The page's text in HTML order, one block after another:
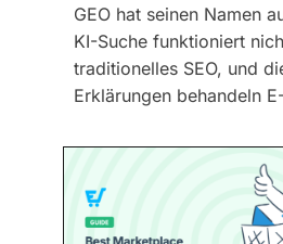
GEO hat seinen Namen
KI-Suche funktioniert
traditionelles SEO, und
Erklärungen behandeln